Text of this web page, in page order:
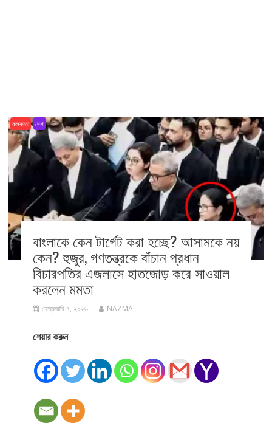
কলকাতা দেশ
বাংলাকে কেন টার্গেট করা হচ্ছে? আসামকে নয়
কেন? হুজুর, গণতন্ত্রকে বাঁচান প্রধান
বিচারপতির এজলাসে হাতজোড় করে সাওয়াল
করলেন মমতা
ফেব্রুয়ারি ৪, ২০২৬ NAZMA
শেয়ার করুন